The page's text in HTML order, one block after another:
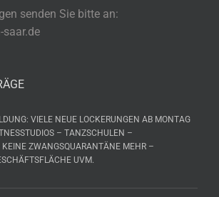
senden Sie bitte an:
saar.de
VIELE NEUE LOCKERUNGEN AB MONTAG
– TANZSCHULEN –
ZWANGSQUARANTÄNE MEHR –
UVM.